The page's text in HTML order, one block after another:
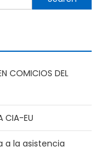
COMICIOS DEL
CIA-EU
a la asistencia